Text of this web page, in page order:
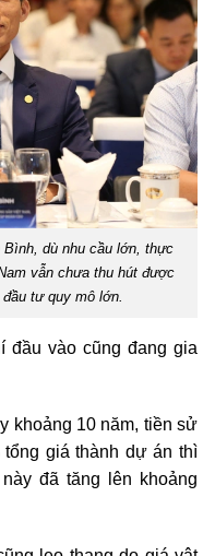
Bình, dù nhu cầu lớn, thực
vẫn chưa thu hút được
tư quy mô lớn.
đầu vào cũng đang gia
khoảng 10 năm, tiền sử
tổng giá thành dự án thì
này đã tăng lên khoảng